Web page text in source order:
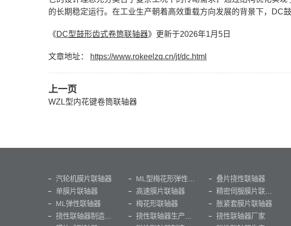
的长期稳定运行。在工业生产朝着高效重载方向发展的背景下，DC
《DC型鼓形齿式卷筒联轴器》更新于2026年1月5日
文章地址： https://www.rokeelzq.cn/jt/dc.html
上一页
WZL型内花键卷筒联轴器
汽轮机膜片联轴器
叠片挠性联轴器
单膜片联轴器
高速膜片联轴器
ML弹性联轴器
梅花形联轴器
胀紧套膜片联轴器
挠性联轴器厂家